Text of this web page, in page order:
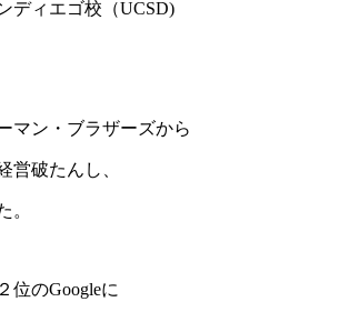
ディエゴ校（UCSD)
マン・ブラザーズから
営破たんし、
。
位のGoogleに